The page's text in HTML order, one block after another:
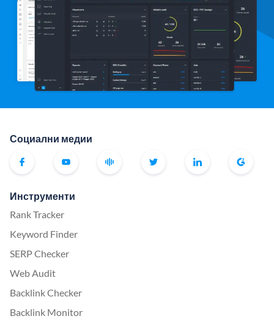
Социални медии
Инструменти
Rank Tracker
Keyword Finder
SERP Checker
Web Audit
Backlink Checker
Backlink Monitor